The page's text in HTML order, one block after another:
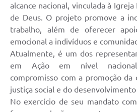
alcance nacional, vinculada à
de Deus. O projeto promove a
trabalho, além de oferecer
emocional a indivíduos e
Atualmente, é um dos
em Ação em nível
compromisso com a promoção da
justiça social e do
No exercício de seu mandato